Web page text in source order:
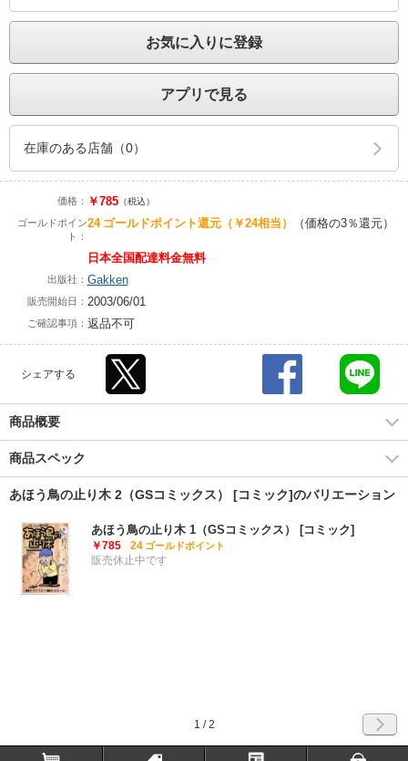
お気に入りに登録
アプリで見る
在庫のある店舗（0）
価格： ￥785（税込）
ゴールドポイン
ト：
24 ゴールドポイント還元（￥24相当） （価格の3％還元）
日本全国配達料金無料
出版社： Gakken
販売開始日： 2003/06/01
ご確認事項： 返品不可
シェアする
商品概要
商品スペック
あほう鳥の止り木 2（GSコミックス） [コミック]のバリエーション
あほう鳥の止り木 1（GSコミックス） [コミック]
￥785 24 ゴールドポイント
販売休止中です
1 / 2